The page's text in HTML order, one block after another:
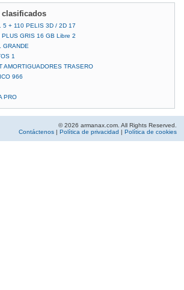
5 + 110 PELIS 3D / 2D 17
PLUS GRIS 16 GB Libre 2
GRANDE
1
AMORTIGUADORES TRASERO
966
PRO
© 2026 armanax.com. All Rights Reserved.
Contáctenos
Política de privacidad Política de cookies